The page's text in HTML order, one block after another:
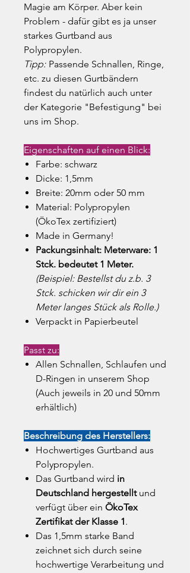
Magie am Körper. Aber kein
Problem - dafür gibt es ja unser
starkes Gurtband aus
Polypropylen.
Tipp: Passende Schnallen, Ringe,
etc. zu diesen Gurtbändern
findest du natürlich auch unter
der Kategorie "Befestigung" bei
uns im Shop.
Eigenschaften auf einen Blick:
Farbe: schwarz
Dicke: 1,5mm
Breite: 20mm oder 50 mm
Material: Polypropylen
(ÖkoTex zertifiziert)
Made in Germany!
Packungsinhalt: Meterware: 1
Stck. bedeutet 1 Meter.
(Beispiel: Bestellst du z.b. 3
Stck. schicken wir dir ein 3
Meter langes Stück als Rolle.)
Verpackt in Papierbeutel
Passt zu:
Allen Schnallen, Schlaufen und
D-Ringen in unserem Shop
(Auch jeweils in 20 und 50mm
erhältlich)
Beschreibung des Herstellers:
Hochwertiges Gurtband aus
Polypropylen.
Das Gurtband wird in
Deutschland hergestelltund
verfügt über ein ÖkoTex
Zertifikat der Klasse 1.
Das 1,5mm starke Band
zeichnet sich durch seine
hochwertige Verarbeitung und